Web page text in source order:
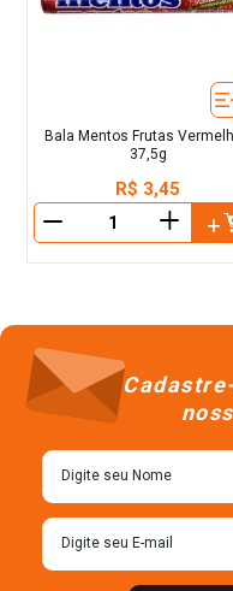
Bala Mentos Frutas
37,5g
R$ 3,45
＋